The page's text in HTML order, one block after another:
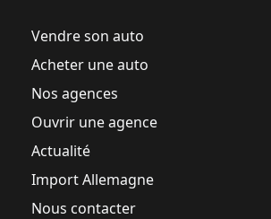
Vendre son auto
Acheter une auto
Nos agences
Ouvrir une agence
Actualité
Import Allemagne
Nous contacter